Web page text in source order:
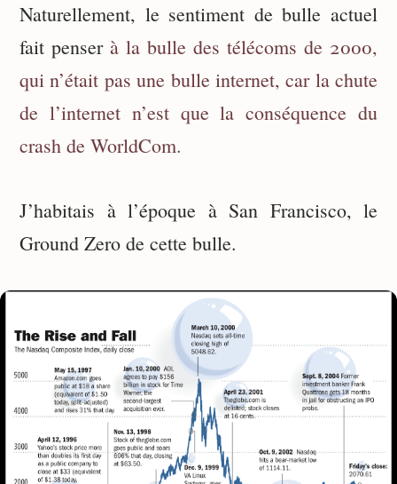
Naturellement, le sentiment de bulle actuel
fait penser à la bulle des télécoms de 2000,
qui n’était pas une bulle internet, car la chute
de l’internet n’est que la conséquence du
crash de WorldCom.
J’habitais à l’époque à San Francisco, le
Ground Zero de cette bulle.